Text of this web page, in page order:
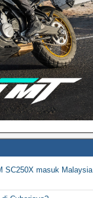
SC250X masuk Malaysia